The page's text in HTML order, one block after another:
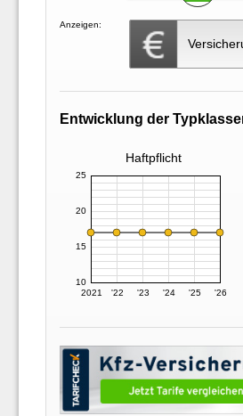
Anzeigen:
Entwicklung der
Haftpflicht
2021 '22 '23 '24 '25 '26
10
15
20
25